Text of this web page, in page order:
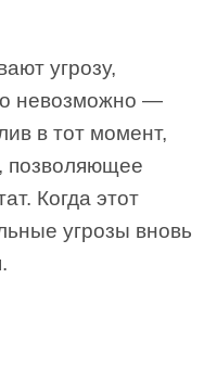
угрозу,
невозможно —
в тот момент,
позволяющее
Когда этот
угрозы вновь